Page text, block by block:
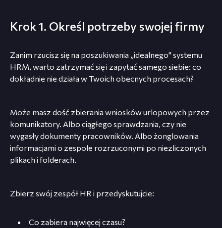
Krok 1. Określ potrzeby swojej firmy
Zanim rzucisz się na poszukiwania „idealnego" systemu
HRM, warto zatrzymać się i zapytać samego siebie: co
dokładnie nie działa w Twoich obecnych procesach?
Może masz dość zbierania wniosków urlopowych przez
komunikatory. Albo ciągłego sprawdzania, czy nie
wygasły dokumenty pracowników. Albo żonglowania
informacjami o zespole rozrzuconymi po niezliczonych
plikach i folderach.
Zbierz swój zespół HR i przedyskutujcie:
Co zabiera najwięcej czasu?